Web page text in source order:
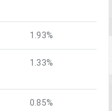
1.93%
1.33%
0.85%